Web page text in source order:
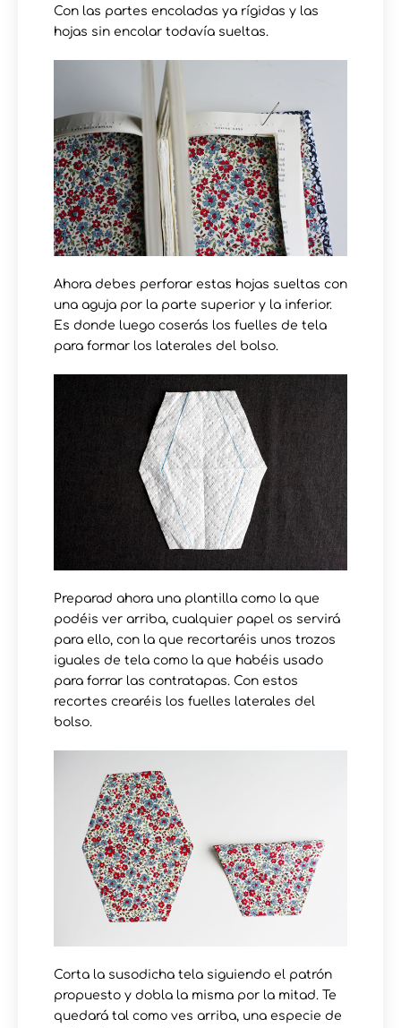
Con las partes encoladas ya rígidas y las
hojas sin encolar todavía sueltas.
Ahora debes perforar estas hojas sueltas con
una aguja por la parte superior y la inferior.
Es donde luego coserás los fuelles de tela
para formar los laterales del bolso.
Preparad ahora una plantilla como la que
podéis ver arriba, cualquier papel os servirá
para ello, con la que recortaréis unos trozos
iguales de tela como la que habéis usado
para forrar las contratapas. Con estos
recortes crearéis los fuelles laterales del
bolso.
Corta la susodicha tela siguiendo el patrón
propuesto y dobla la misma por la mitad. Te
quedará tal como ves arriba, una especie de